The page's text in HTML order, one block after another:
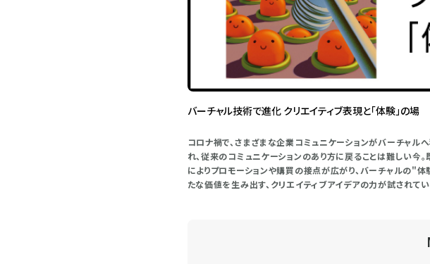
バーチャル技術で進化 クリエイティブ表現と「体験」の場
コロナ禍で、さまざまな企業コミュニケーションがバーチャル
れ、従来のコミュニケーションのあり方に戻ることは難しい今
によりプロモーションや購買の接点が広がり、バーチャルの"
たな価値を生み出す、クリエイティブアイデアの力が試されてい